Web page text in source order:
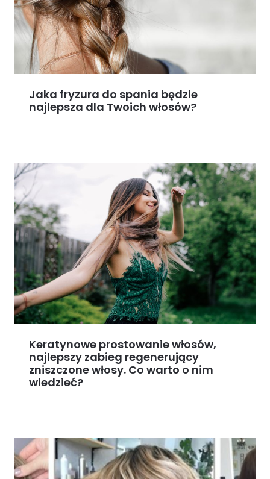
Jaka fryzura do spania będzie
najlepsza dla Twoich włosów?
Keratynowe prostowanie włosów,
najlepszy zabieg regenerujący
zniszczone włosy. Co warto o nim
wiedzieć?